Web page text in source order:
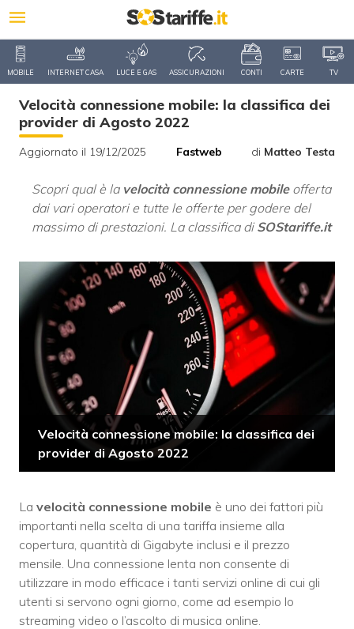
MOBILE INTERNET CASA LUCE E GAS ASSICURAZIONI CONTI CARTE TV
Velocità connessione mobile: la classifica dei
provider di Agosto 2022
Aggiornato il 19/12/2025 Fastweb di Matteo Testa
Scopri qual è la velocità connessione mobileofferta
dai vari operatori e tutte le offerte per godere del
massimo di prestazioni. La classifica di SOStariffe.it
Velocità connessione mobile: la classifica dei
provider di Agosto 2022
La velocità connessione mobile è uno dei fattori più
importanti nella scelta di una tariffa insieme alla
copertura, quantità di Gigabyte inclusi e il prezzo
mensile. Una connessione lenta non consente di
utilizzare in modo efficace i tanti servizi online di cui gli
utenti si servono ogni giorno, come ad esempio lo
streaming video o l’ascolto di musica online.